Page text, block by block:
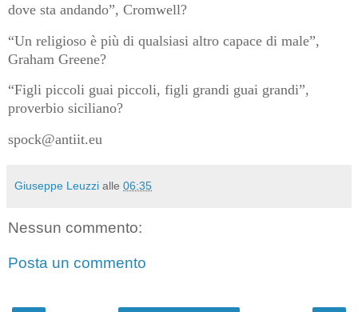
dove sta andando”, Cromwell?
“Un religioso è più di qualsiasi altro capace di male”,
Graham Greene?
“Figli piccoli guai piccoli, figli grandi guai grandi”,
proverbio siciliano?
spock@antiit.eu
Giuseppe Leuzzi alle 06:35
Nessun commento:
Posta un commento